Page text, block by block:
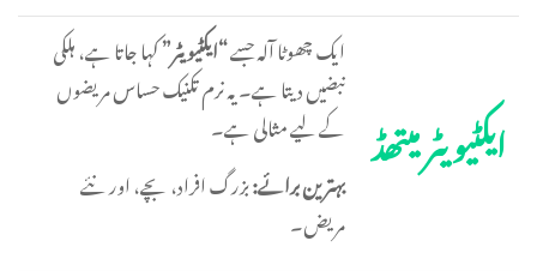
ایکٹیویٹر میتھڈ
ایک چھوٹا آلہ جسے“ایکٹیویٹر”کہا جاتا ہے، ہلکی
نبضیں دیتا ہے۔ یہ نرم تکنیک حساس مریضوں
کے لیے مثالی ہے۔
بہترین برائے:بزرگ افراد، بچے، اور نئے
مریض۔